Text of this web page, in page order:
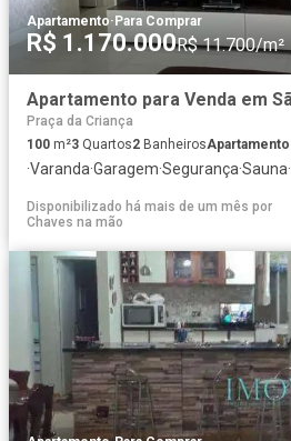
Apartamento·Para Comprar
R$ 1.170.000R$ 11.700/m²
Praça da Criança
100 m²3 Quartos2 BanheirosApartamento
·Varanda·Garagem·Segurança·Sauna·
Disponibilizado há mais de um mês por
Chaves na mão